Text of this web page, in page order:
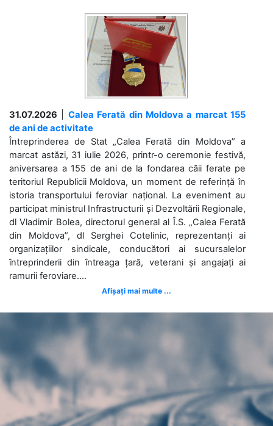
31.07.2026
Calea Ferată din Moldova a marcat 155
de ani de activitate
Întreprinderea de Stat „Calea Ferată din Moldova” a
marcat astăzi, 31 iulie 2026, printr-o ceremonie festivă,
aniversarea a 155 de ani de la fondarea căii ferate pe
teritoriul Republicii Moldova, un moment de referință în
istoria transportului feroviar național. La eveniment au
participat ministrul Infrastructurii și Dezvoltării Regionale,
dl Vladimir Bolea, directorul general al Î.S. „Calea Ferată
din Moldova”, dl Serghei Cotelinic, reprezentanți ai
organizațiilor sindicale, conducători ai sucursalelor
întreprinderii din întreaga țară, veterani și angajați ai
ramurii feroviare....
Afișați mai multe ...